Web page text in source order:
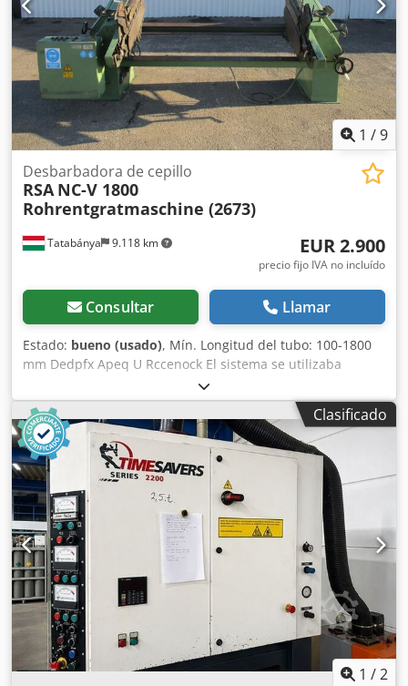
Ø435mm 20SH Cinta de lijado, dimensiones (mm)
1150x1520 Velocidad del tambor de lijado (rpm) 185-650
Velocidad de la cinta transversal (m/s) 2-8 Velocidad de
avance (m/s) 0,5-4,0 Motor del tambor de lijado (kW) 11
Motor de la cinta transversal (kW) (2x) 3 Motor de avance
(kW) 0,37 Potencia total (kW) 19 Dedpfx Apetzkg Ujnock
Conexión de aspiración por cabezal (Ø mm) (2x) 150
Dimensiones (mm) 2258x2900x2220 Peso (kg) 4100
1 /9
Tatabánya 9.118 km
Desbarbadora de cepillo
RSA NC-V 1800
Rohrentgratmaschine (2673)
EUR 2.900
precio fijo IVA no incluído
Consultar Llamar
Estado: bueno (usado), Mín. Longitud del tubo: 100-1800
mm Dedpfx Apeq U Rccenock El sistema se utilizaba
anteriormente para desbarbar tubos cortados.
Clasificado
1 /2